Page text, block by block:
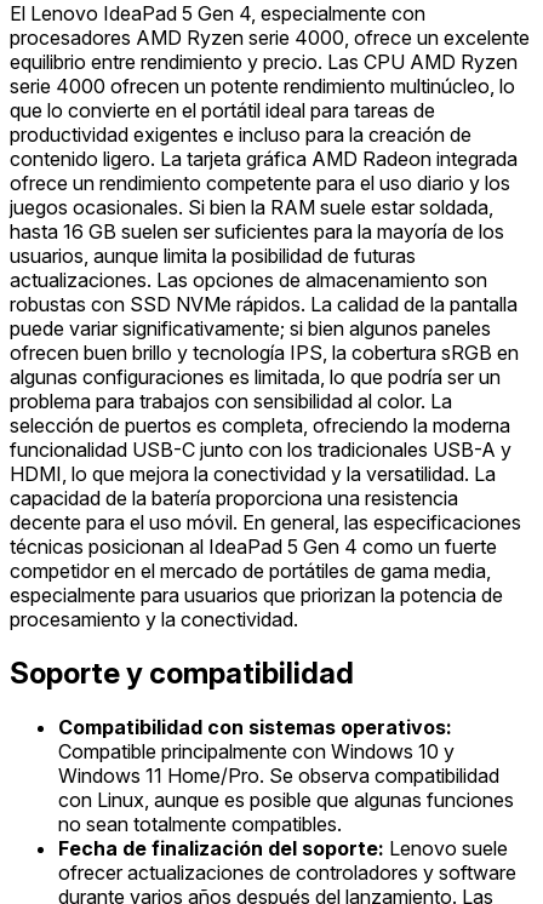
El Lenovo IdeaPad 5 Gen 4, especialmente con
procesadores AMD Ryzen serie 4000, ofrece un excelente
equilibrio entre rendimiento y precio. Las CPU AMD Ryzen
serie 4000 ofrecen un potente rendimiento multinúcleo, lo
que lo convierte en el portátil ideal para tareas de
productividad exigentes e incluso para la creación de
contenido ligero. La tarjeta gráfica AMD Radeon integrada
ofrece un rendimiento competente para el uso diario y los
juegos ocasionales. Si bien la RAM suele estar soldada,
hasta 16 GB suelen ser suficientes para la mayoría de los
usuarios, aunque limita la posibilidad de futuras
actualizaciones. Las opciones de almacenamiento son
robustas con SSD NVMe rápidos. La calidad de la pantalla
puede variar significativamente; si bien algunos paneles
ofrecen buen brillo y tecnología IPS, la cobertura sRGB en
algunas configuraciones es limitada, lo que podría ser un
problema para trabajos con sensibilidad al color. La
selección de puertos es completa, ofreciendo la moderna
funcionalidad USB-C junto con los tradicionales USB-A y
HDMI, lo que mejora la conectividad y la versatilidad. La
capacidad de la batería proporciona una resistencia
decente para el uso móvil. En general, las especificaciones
técnicas posicionan al IdeaPad 5 Gen 4 como un fuerte
competidor en el mercado de portátiles de gama media,
especialmente para usuarios que priorizan la potencia de
procesamiento y la conectividad.
Soporte y compatibilidad
Compatibilidad con sistemas operativos:
Compatible principalmente con Windows 10 y
Windows 11 Home/Pro. Se observa compatibilidad
con Linux, aunque es posible que algunas funciones
no sean totalmente compatibles.
Fecha de finalización del soporte: Lenovo suele
ofrecer actualizaciones de controladores y software
durante varios años después del lanzamiento. Las